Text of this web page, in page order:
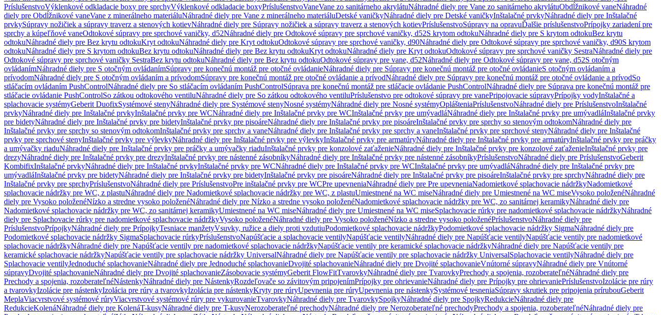
PríslušenstvoVýklenkové odkladacie boxy pre sprchyVýklenkové odkladacie boxyPríslušenstvoVaneVane zo sanitárneho akrylátuNáhradné diely pre Vane zo sanitárneho akrylátuObdĺžnikové vaneNáhradné
diely pre Obdĺžnikové vaneVane z minerálneho materiáluNáhradné diely pre Vane z minerálneho materiáluDetské vaničkyNáhradné diely pre Detské vaničkyInštalačné prvkyNáhradné diely pre Inštalačné
prvkySúpravy nožičiek a súpravy traverz a stenových kotievNáhradné diely pre Súpravy nožičiek a súpravy traverz a stenových kotievPríslušenstvoSúpravy na opravuĎalšie príslušenstvoPrípojky zariadení pre
sprchy a kúpeľňové vaneOdtokové súpravy pre sprchové vaničky, d52Náhradné diely pre Odtokové súpravy pre sprchové vaničky, d52S krytom odtokuNáhradné diely pre S krytom odtokuBez krytu
odtokuNáhradné diely pre Bez krytu odtokuKryt odtokuNáhradné diely pre Kryt odtokuOdtokové súpravy pre sprchové vaničky, d90Náhradné diely pre Odtokové súpravy pre sprchové vaničky, d90S krytom
odtokuNáhradné diely pre S krytom odtokuBez krytu odtokuNáhradné diely pre Bez krytu odtokuKryt odtokuNáhradné diely pre Kryt odtokuOdtokové súpravy pre sprchové vaničky SestraNáhradné diely pre
Odtokové súpravy pre sprchové vaničky SestraBez krytu odtokuNáhradné diely pre Bez krytu odtokuOdtokové súpravy pre vane, d52Náhradné diely pre Odtokové súpravy pre vane, d52S otočným
ovládanímNáhradné diely pre S otočným ovládanímSúpravy pre konečnú montáž pre otočné ovládanieNáhradné diely pre Súpravy pre konečnú montáž pre otočné ovládanieS otočným ovládaním a
prívodomNáhradné diely pre S otočným ovládaním a prívodomSúpravy pre konečnú montáž pre otočné ovládanie a prívodNáhradné diely pre Súpravy pre konečnú montáž pre otočné ovládanie a prívodSo
stláčacím ovládaním PushControlNáhradné diely pre So stláčacím ovládaním PushControlSúprava pre konečnú montáž pre stláčacie ovládanie PushControlNáhradné diely pre Súprava pre konečnú montáž pre
stláčacie ovládanie PushControlSo zátkou odtokového ventiluNáhradné diely pre So zátkou odtokového ventiluPríslušenstvo pre odtokové súpravy pre vanePripojovacie súpravyPrípojky vodyInštalačné a
splachovacie systémyGeberit DuofixSystémové stenyNáhradné diely pre Systémové stenyNosné systémyNáhradné diely pre Nosné systémyOplášteniaPríslušenstvoNáhradné diely pre PríslušenstvoInštalačné
prvkyNáhradné diely pre Inštalačné prvkyInštalačné prvky pre WCNáhradné diely pre Inštalačné prvky pre WCInštalačné prvky pre umývadláNáhradné diely pre Inštalačné prvky pre umývadláInštalačné prvky
pre bidetyNáhradné diely pre Inštalačné prvky pre bidetyInštalačné prvky pre pisoáreNáhradné diely pre Inštalačné prvky pre pisoáreInštalačné prvky pre sprchy so stenovým odtokomNáhradné diely pre
Inštalačné prvky pre sprchy so stenovým odtokomInštalačné prvky pre sprchy a vaneNáhradné diely pre Inštalačné prvky pre sprchy a vaneInštalačné prvky pre sprchové stenyNáhradné diely pre Inštalačné
prvky pre sprchové stenyInštalačné prvky pre výlevkyNáhradné diely pre Inštalačné prvky pre výlevkyInštalačné prvky pre armatúryNáhradné diely pre Inštalačné prvky pre armatúryInštalačné prvky pre práčky
a umývačky riaduNáhradné diely pre Inštalačné prvky pre práčky a umývačky riaduInštalačné prvky pre konzolové zaťaženieNáhradné diely pre Inštalačné prvky pre konzolové zaťaženieInštalačné prvky pre
drezyNáhradné diely pre Inštalačné prvky pre drezyInštalačné prvky pre nástenné zásobníkyNáhradné diely pre Inštalačné prvky pre nástenné zásobníkyPríslušenstvoNáhradné diely pre PríslušenstvoGeberit
KombifixInštalačné prvkyNáhradné diely pre Inštalačné prvkyInštalačné prvky pre WCNáhradné diely pre Inštalačné prvky pre WCInštalačné prvky pre umývadláNáhradné diely pre Inštalačné prvky pre
umývadláInštalačné prvky pre bidetyNáhradné diely pre Inštalačné prvky pre bidetyInštalačné prvky pre pisoáreNáhradné diely pre Inštalačné prvky pre pisoáreInštalačné prvky pre sprchyNáhradné diely pre
Inštalačné prvky pre sprchyPríslušenstvoNáhradné diely pre PríslušenstvoPre inštalačné prvky pre WCPre upevneniaNáhradné diely pre Pre upevneniaNadomietkové splachovacie nádržkyNadomietkové
splachovacie nádržky pre WC, z plastuNáhradné diely pre Nadomietkové splachovacie nádržky pre WC, z plastuUmiestnené na WC miseNáhradné diely pre Umiestnené na WC miseVysoko položenéNáhradné
diely pre Vysoko položenéNízko a stredne vysoko položenéNáhradné diely pre Nízko a stredne vysoko položenéNadomietkové splachovacie nádržky pre WC, zo sanitárnej keramikyNáhradné diely pre
Nadomietkové splachovacie nádržky pre WC, zo sanitárnej keramikyUmiestnené na WC miseNáhradné diely pre Umiestnené na WC miseSplachovacie rúrky pre nadomietkové splachovacie nádržkyNáhradné
diely pre Splachovacie rúrky pre nadomietkové splachovacie nádržkyVysoko položenéNáhradné diely pre Vysoko položenéNízko a stredne vysoko položenéPríslušenstvoNáhradné diely pre
PríslušenstvoPrípojkyNáhradné diely pre PrípojkyTesniace manžetyVsuvky, ružice a diely proti vzdutiuPodomietkové splachovacie nádržkyPodomietkové splachovacie nádržky SigmaNáhradné diely pre
Podomietkové splachovacie nádržky SigmaSplachovacie rúrkyPríslušenstvoNapúšťacie a splachovacie ventilyNapúšťacie ventilyNáhradné diely pre Napúšťacie ventilyNapúšťacie ventily pre nadomietkové
splachovacie nádržkyNáhradné diely pre Napúšťacie ventily pre nadomietkové splachovacie nádržkyNapúšťacie ventily pre keramické splachovacie nádržkyNáhradné diely pre Napúšťacie ventily pre
keramické splachovacie nádržkyNapúšťacie ventily pre splachovacie nádržky UniversalNáhradné diely pre Napúšťacie ventily pre splachovacie nádržky UniversalSplachovacie ventilyNáhradné diely pre
Splachovacie ventilyJednoduché splachovanieNáhradné diely pre Jednoduché splachovanieDvojité splachovanieNáhradné diely pre Dvojité splachovanieVnútorné súpravyNáhradné diely pre Vnútorné
súpravyDvojité splachovanieNáhradné diely pre Dvojité splachovanieZásobovacie systémyGeberit FlowFitTvarovkyNáhradné diely pre TvarovkyPrechody a spojenia, rozoberateľnéNáhradné diely pre
Prechody a spojenia, rozoberateľnéNástenkyNáhradné diely pre NástenkyRozdeľovače so závitovým pripojenímPrípojky pre ohrievanieNáhradné diely pre Prípojky pre ohrievaniePríslušenstvoIzolácie pre rúry
a tvarovkyIzolácie pre nástenkyIzolácia pre rúry a tvarovkyIzolácia pre nástenkyKryty pre rúryUpevnenia pre rúryUpevnenia pre nástenkySystémové tesneniaSúpravy skrutiek pre pripojenia prírubouGeberit
MeplaViacvrstvové systémové rúryViacvrstvové systémové rúry pre vykurovanieTvarovkyNáhradné diely pre TvarovkySpojkyNáhradné diely pre SpojkyRedukcieNáhradné diely pre
RedukcieKolenáNáhradné diely pre KolenáT-kusyNáhradné diely pre T-kusyNerozoberateľné prechodyNáhradné diely pre Nerozoberateľné prechodyPrechody a spojenia, rozoberateľnéNáhradné diely pre